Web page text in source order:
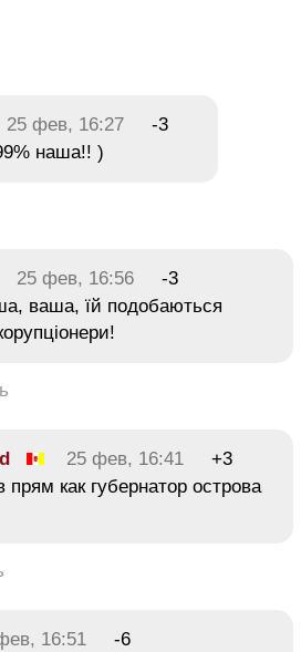
25 фев, 16:27
-3
наша!! )
25 фев, 16:56
-3
ваша, їй подобаються
25 фев, 16:41
+3
прям как губернатор острова
16:51
-6